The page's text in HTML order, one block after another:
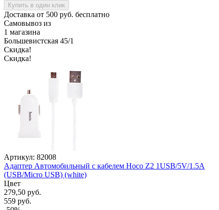
Купить в один клик
Доставка от 500 руб. бесплатно
Самовывоз из
1 магазина
Большевистская 45/1
Скидка!
Скидка!
Артикул: 82008
Адаптер Автомобильный с кабелем Hoco Z2 1USB/5V/1.5A
(USB/Micro USB) (white)
Цвет
279,50 руб.
559 руб.